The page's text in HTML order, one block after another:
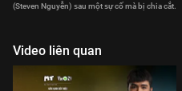
(Steven Nguyễn) sau một sự cố mà bị chia cắt.
Video liên quan